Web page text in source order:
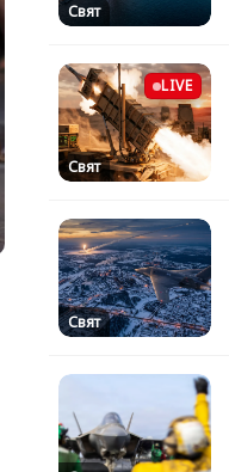
Свят
LIVE
Свят
Свят